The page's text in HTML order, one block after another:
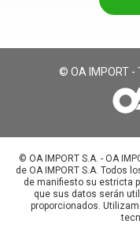
© OA IMPORT -
©️ OA IMPORT S.A. - OA
de OA IMPORT S.A. Todos
de manifiesto su estricta
que sus datos serán
proporcionados.